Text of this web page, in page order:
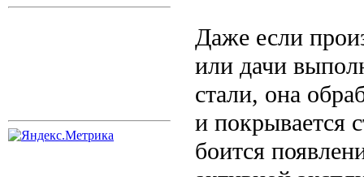
Даже если
или дачи
стали, она
и покрывается
боится